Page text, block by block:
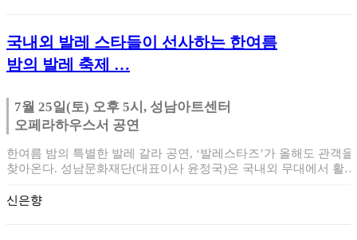
국내외 발레 스타들이 선사하는 한여름
밤의 발레 축제 …
7월 25일(토) 오후 5시, 성남아트센터
오페라하우스서 공연
한여름 밤의 특별한 발레 갈라 공연, ‘발레스타즈’가 올해도 관객을
찾아온다. 성남문화재단(대표이사 윤정국)은 국내외 무대에서 활약
신은향